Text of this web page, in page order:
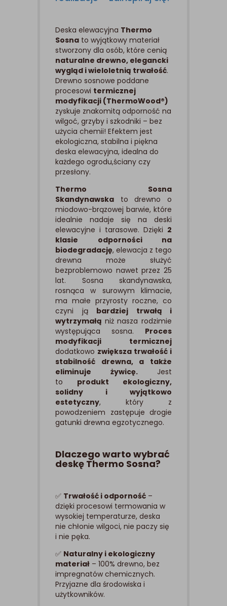
Deska elewacyjna Thermo
Sosna to wyjątkowy materiał
stworzony dla osób, które cenią
naturalne drewno, elegancki
wygląd i wieloletnią trwałość.
Drewno sosnowe poddane
procesowi termicznej
modyfikacji (ThermoWood®)
zyskuje znakomitą odporność na
wilgoć, grzyby i szkodniki – bez
użycia chemii! Efektem jest
ekologiczna, stabilna i piękna
deska elewacyjna, idealna do
każdego ogrodu,ściany czy
przesłony.
Thermo Sosna
Skandynawska to drewno o
miodowo-brązowej barwie, które
idealnie nadaje się na deski
elewacyjne i tarasowe. Dzięki 2
klasie odporności na
biodegradację, elewacja z tego
drewna może służyć
bezproblemowo nawet przez 25
lat. Sosna skandynawska,
rosnąca w surowym klimacie,
ma małe przyrosty roczne, co
czyni ją bardziej trwałą i
wytrzymałą niż nasza rodzimie
występująca sosna. Proces
modyfikacji termicznej
dodatkowo zwiększa trwałość i
stabilność drewna, a także
eliminuje żywicę. Jest
to produkt ekologiczny,
solidny i wyjątkowo
estetyczny, który z
powodzeniem zastępuje drogie
gatunki drewna egzotycznego.
Dlaczego warto wybrać
deskę Thermo Sosna?
✅ Trwałość i odporność –
dzięki procesowi termowania w
wysokiej temperaturze, deska
nie chłonie wilgoci, nie paczy się
i nie pęka.
✅ Naturalny i ekologiczny
materiał – 100% drewno, bez
impregnatów chemicznych.
Przyjazne dla środowiska i
użytkowników.